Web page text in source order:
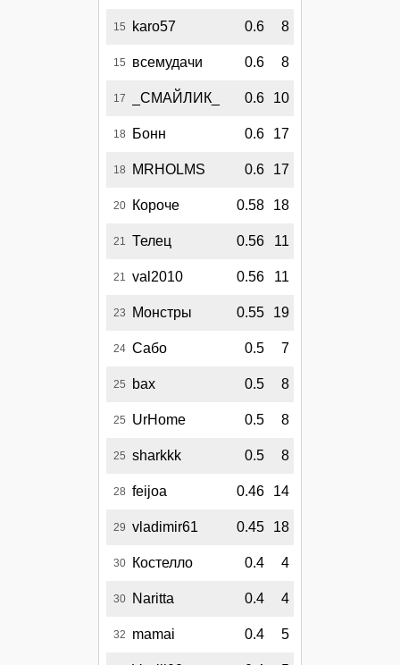
15 karo57 0.6 8
15 всемудачи 0.6 8
17 _СМАЙЛИК_ 0.6 10
18 Бонн 0.6 17
18 MRHOLMS 0.6 17
20 Короче 0.58 18
21 Телец 0.56 11
21 val2010 0.56 11
23 Монстры 0.55 19
24 Сабо 0.5 7
25 bax 0.5 8
25 UrHome 0.5 8
25 sharkkk 0.5 8
28 feijoa 0.46 14
29 vladimir61 0.45 18
30 Костелло 0.4 4
30 Naritta 0.4 4
32 mamai 0.4 5